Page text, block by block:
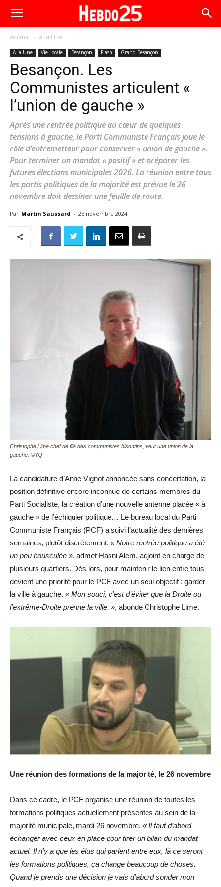
Accueil A la Une
A la Une Vie Locale Besançon Flash Grand Besançon
Besançon. Les
Communistes articulent «
l’union de gauche »
Après une rentrée politique au cœur de quelques
tensions à gauche, le Parti Communiste Français joue le
rôle d’entremetteur pour conserver « union de gauche ».
Pour terminer un mandat « positif » et préparer les
futures élections municipales 2026. La réunion entre tous
les partis politiques de la majorité est prévue le 26
novembre doit dessiner une feuille de route.
Par Martin Saussard - 25 novembre 2024
Christophe Lime chef de file des communistes bisontins, veut une union de la
gauche. ©YQ
La candidature d’Anne Vignot annoncée sans concertation, la
position définitive encore inconnue de certains membres du
Parti Socialiste, la création d’une nouvelle antenne placée « à
gauche » de l’échiquier politique… Le bureau local du Parti
Communiste Français (PCF) a suivi l’actualité des dernières
semaines, plutôt discrètement. « Notre rentrée politique a été
un peu bousculée », admet Hasni Alem, adjoint en charge de
plusieurs quartiers. Dès lors, pour maintenir le lien entre tous
devient une priorité pour le PCF avec un seul objectif : garder
la ville à gauche. « Mon souci, c’est d’éviter que la Droite ou
l’extrême-Droite prenne la ville. », abonde Christophe Lime.
Une réunion des formations de la majorité, le 26 novembre
Dans ce cadre, le PCF organise une réunion de toutes les
formations politiques actuellement présentes au sein de la
majorité municipale, mardi 26 novembre. « Il faut d’abord
échanger avec ceux en place pour tirer un bilan du mandat
actuel. Il n’y a que les élus qui parlent entre eux, là ce seront
les formations politiques, ça change beaucoup de choses.
Quand je prends une décision je vais d’abord sonder mon